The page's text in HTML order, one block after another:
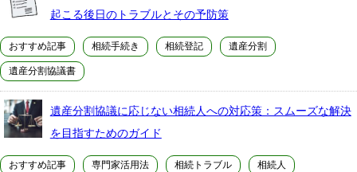
起こる後日のトラブルとその予防策
おすすめ記事 相続手続き 相続登記 遺産分割
遺産分割協議書
遺産分割協議に応じない相続人への対応策：スムーズな解決
を目指すためのガイド
おすすめ記事 専門家活用法 相続トラブル 相続人